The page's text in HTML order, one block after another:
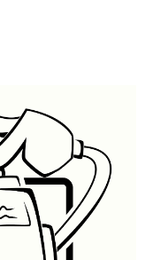
Menü
öffnen